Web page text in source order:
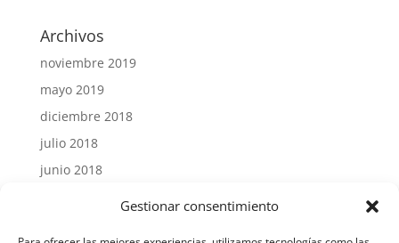
Gestionar consentimiento
Archivos
noviembre 2019
mayo 2019
diciembre 2018
julio 2018
junio 2018